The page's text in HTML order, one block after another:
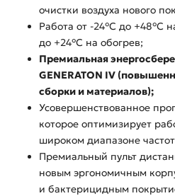
очистки воздуха нового
Работа от -24°С до +48°С
до +24°С на обогрев;
Премиальная
GENERATON IV
сборки и материалов);
Усовершенствованное
которое оптимизирует
широком диапазоне
Премиальный пульт
новым эргономичным
и бактерицидным